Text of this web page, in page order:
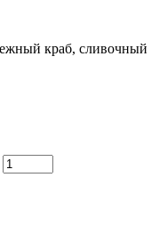
краб, сливочный